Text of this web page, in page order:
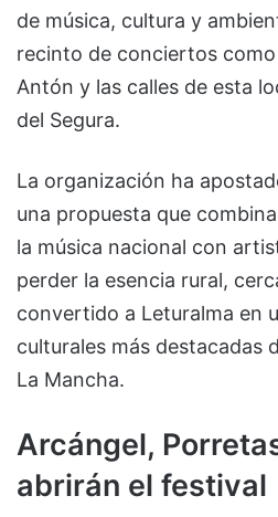
de música, cultura y
recinto de conciertos
Antón y las calles de esta
del Segura.
La organización ha
una propuesta que
la música nacional con
perder la esencia rural,
convertido a Leturalma en
culturales más destacadas
La Mancha.
Arcángel,
abrirán el festival